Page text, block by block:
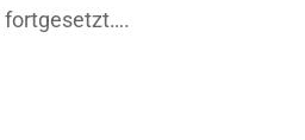
fortgesetzt….